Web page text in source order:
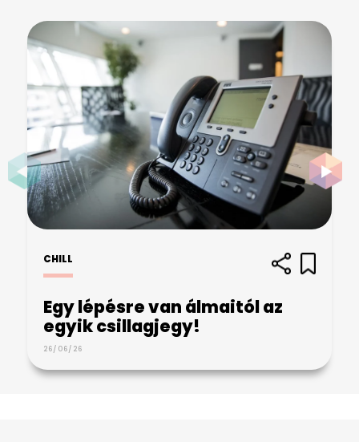
CHILL
Egy lépésre van álmaitól az
egyik csillagjegy!
26/06/26